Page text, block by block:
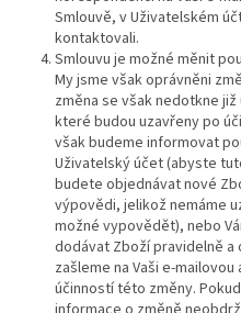
Smlouvě, v Uživatelském
kontaktovali.
Smlouvu je možné měnit
My jsme však oprávněni
změna se však nedotkne
které budou uzavřeny po
však budeme informovat
Uživatelský účet (abyste
budete objednávat nové
výpovědi, jelikož nemáme
možné vypovědět), nebo
dodávat Zboží pravidelně a
zašleme na Vaši e-
účinností této změny.